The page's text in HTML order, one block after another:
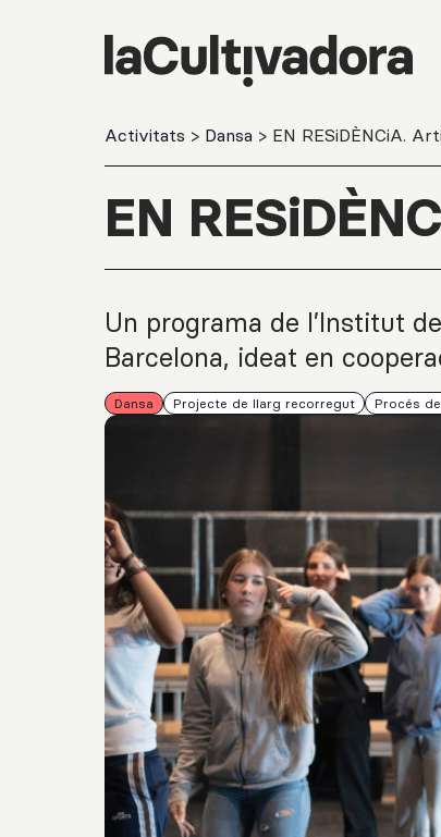
Activitats > Dansa > EN RESiDÈNCiA.
EN
Un programa de l’Institut
Barcelona, ideat en
Dansa Projecte de llarg recorregut Procés